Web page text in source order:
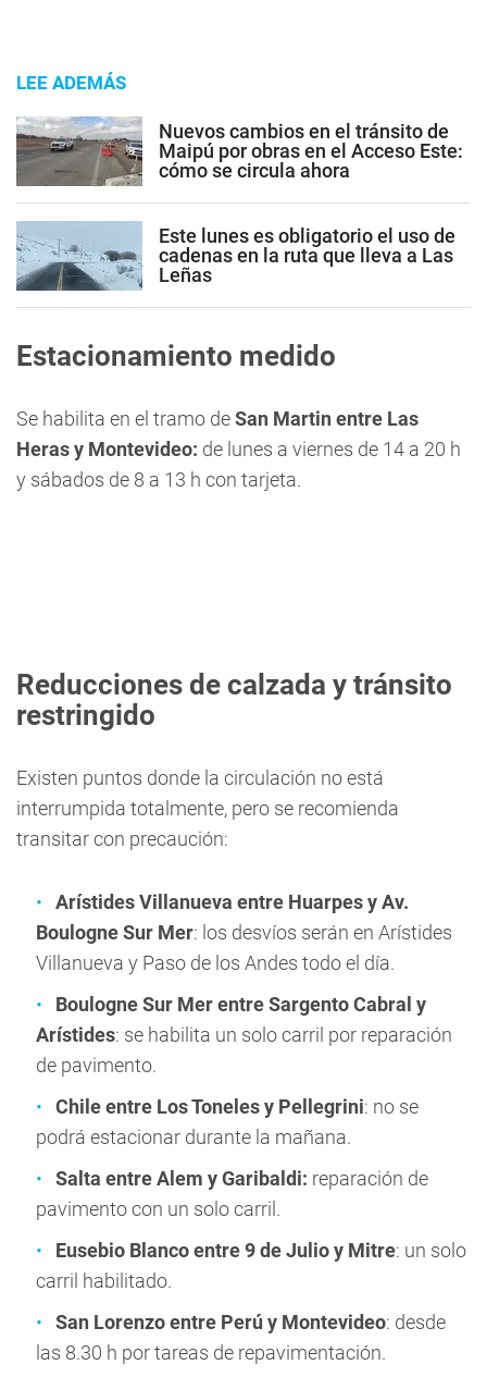
LEE ADEMÁS
Nuevos cambios en el tránsito de
Maipú por obras en el Acceso Este:
cómo se circula ahora
Este lunes es obligatorio el uso de
cadenas en la ruta que lleva a Las
Leñas
Estacionamiento medido
Se habilita en el tramo deSan Martin entre Las
Heras y Montevideo: de lunes a viernes de 14 a 20 h
y sábados de 8 a 13 h con tarjeta.
Reducciones de calzada y tránsito
restringido
Existen puntos donde la circulación no está
interrumpida totalmente, pero se recomienda
transitar con precaución:
Arístides Villanueva entre Huarpes y Av.
Boulogne Sur Mer: los desvíos serán en Arístides
Villanueva y Paso de los Andes todo el día.
Boulogne Sur Mer entre Sargento Cabral y
Arístides: se habilita un solo carril por reparación
de pavimento.
Chile entre Los Toneles y Pellegrini: no se
podrá estacionar durante la mañana.
Salta entre Alem y Garibaldi: reparación de
pavimento con un solo carril.
Eusebio Blanco entre 9 de Julio y Mitre: un solo
carril habilitado.
San Lorenzo entre Perú y Montevideo: desde
las 8.30 h por tareas de repavimentación.